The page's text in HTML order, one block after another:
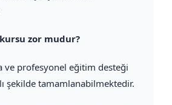
zor mudur?
ve profesyonel eğitim desteği
şekilde tamamlanabilmektedir.